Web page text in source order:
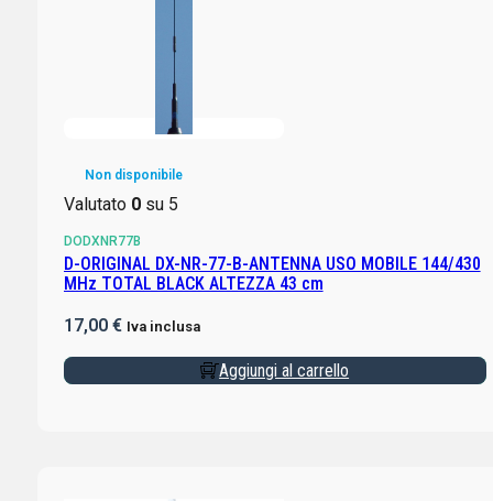
Non disponibile
Valutato 0su 5
DODXNR77B
D-ORIGINAL DX-NR-77-B-ANTENNA USO MOBILE 144/430
MHz TOTAL BLACK ALTEZZA 43 cm
17,00 € Iva inclusa
Aggiungi al carrello